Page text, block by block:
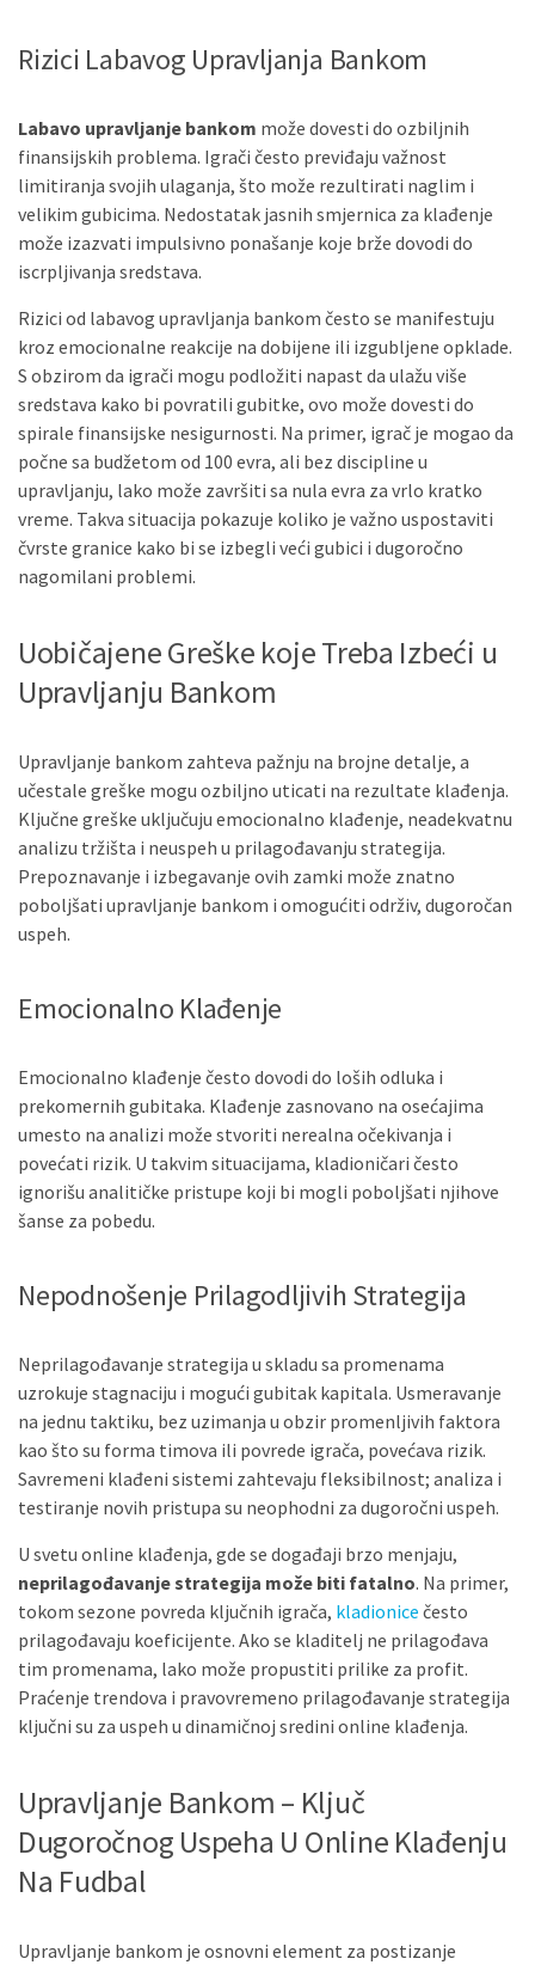
Rizici Labavog Upravljanja Bankom
Labavo upravljanje bankom može dovesti do ozbiljnih
finansijskih problema. Igrači često previđaju važnost
limitiranja svojih ulaganja, što može rezultirati naglim i
velikim gubicima. Nedostatak jasnih smjernica za klađenje
može izazvati impulsivno ponašanje koje brže dovodi do
iscrpljivanja sredstava.
Rizici od labavog upravljanja bankom često se manifestuju
kroz emocionalne reakcije na dobijene ili izgubljene opklade.
S obzirom da igrači mogu podložiti napast da ulažu više
sredstava kako bi povratili gubitke, ovo može dovesti do
spirale finansijske nesigurnosti. Na primer, igrač je mogao da
počne sa budžetom od 100 evra, ali bez discipline u
upravljanju, lako može završiti sa nula evra za vrlo kratko
vreme. Takva situacija pokazuje koliko je važno uspostaviti
čvrste granice kako bi se izbegli veći gubici i dugoročno
nagomilani problemi.
Uobičajene Greške koje Treba Izbeći u
Upravljanju Bankom
Upravljanje bankom zahteva pažnju na brojne detalje, a
učestale greške mogu ozbiljno uticati na rezultate klađenja.
Ključne greške uključuju emocionalno klađenje, neadekvatnu
analizu tržišta i neuspeh u prilagođavanju strategija.
Prepoznavanje i izbegavanje ovih zamki može znatno
poboljšati upravljanje bankom i omogućiti održiv, dugoročan
uspeh.
Emocionalno Klađenje
Emocionalno klađenje često dovodi do loših odluka i
prekomernih gubitaka. Klađenje zasnovano na osećajima
umesto na analizi može stvoriti nerealna očekivanja i
povećati rizik. U takvim situacijama, kladioničari često
ignorišu analitičke pristupe koji bi mogli poboljšati njihove
šanse za pobedu.
Nepodnošenje Prilagodljivih Strategija
Neprilagođavanje strategija u skladu sa promenama
uzrokuje stagnaciju i mogući gubitak kapitala. Usmeravanje
na jednu taktiku, bez uzimanja u obzir promenljivih faktora
kao što su forma timova ili povrede igrača, povećava rizik.
Savremeni klađeni sistemi zahtevaju fleksibilnost; analiza i
testiranje novih pristupa su neophodni za dugoročni uspeh.
U svetu online klađenja, gde se događaji brzo menjaju,
neprilagođavanje strategija može biti fatalno. Na primer,
tokom sezone povreda ključnih igrača, kladionice često
prilagođavaju koeficijente. Ako se kladitelj ne prilagođava
tim promenama, lako može propustiti prilike za profit.
Praćenje trendova i pravovremeno prilagođavanje strategija
ključni su za uspeh u dinamičnoj sredini online klađenja.
Upravljanje Bankom – Ključ
Dugoročnog Uspeha U Online Klađenju
Na Fudbal
Upravljanje bankom je osnovni element za postizanje